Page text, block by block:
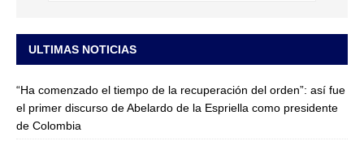
ULTIMAS NOTICIAS
“Ha comenzado el tiempo de la recuperación del orden”: así fue
el primer discurso de Abelardo de la Espriella como presidente
de Colombia